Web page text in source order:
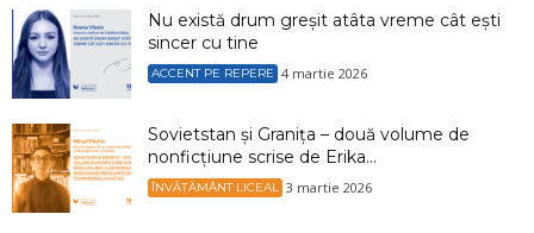
Nu există drum greșit atâta vreme cât ești
sincer cu tine
ACCENT PE REPERE 4 martie 2026
Sovietstan și Granița – două volume de
nonficțiune scrise de Erika...
ÎNVĂȚĂMÂNT LICEAL 3 martie 2026